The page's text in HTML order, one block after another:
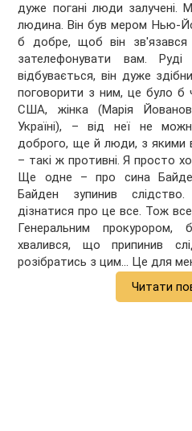
дуже погані люди залучені.
людина. Він був мером Нью-
б добре, щоб він
зателефонувати вам.
відбувається, він дуже
поговорити з ним, це було б
США, жінка (Марія
Україні), – від неї не
доброго, ще й люди, з якими
– такі ж противні. Я просто
Ще одне – про сина
Байден зупинив
дізнатися про це все. Тож
Генеральним
хвалився, що припинив
розібратись з цим... Це для
Читати